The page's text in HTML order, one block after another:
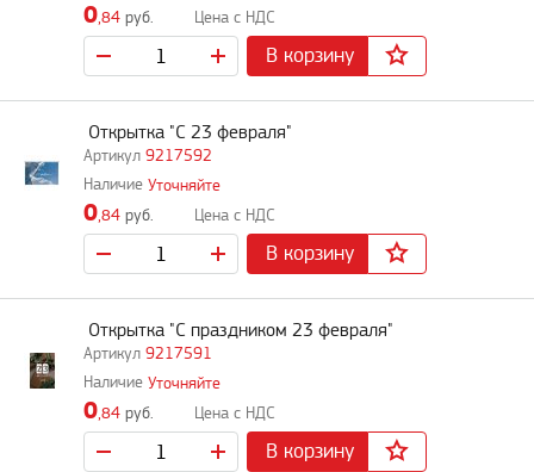
0,84 руб.
В корзину
9217592
Открытка "С 23 февраля"
Уточняйте
0,84 руб.
В корзину
9217591
Открытка "С праздником 23 февраля"
Уточняйте
0,84 руб.
В корзину